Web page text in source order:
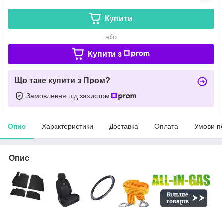
Купити
або
Купити з
Що таке купити з Пром?
Замовлення під захистом
Опис Характеристики Доставка Оплата Умови
Опис